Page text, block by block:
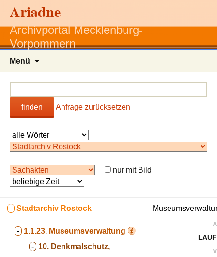
Ariadne
Archivportal Mecklenburg-
Vorpommern
Menü
finden Anfrage zurücksetzen
nur mit Bild
- Stadtarchiv Rostock
- 1.1.23. Museumsverwaltung
- 10. Denkmalschutz,
∧
∨